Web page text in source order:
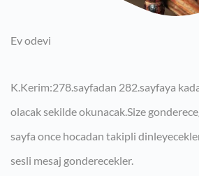
Ev odevi
K.Kerim:278.sayfadan 282.sayfaya
olacak sekilde okunacak.Size
sayfa once hocadan takipli
sesli mesaj gonderecekler.